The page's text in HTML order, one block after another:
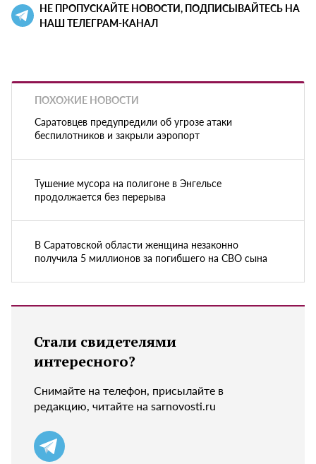
НЕ ПРОПУСКАЙТЕ НОВОСТИ, ПОДПИСЫВАЙТЕСЬ НА
НАШ ТЕЛЕГРАМ-КАНАЛ
ПОХОЖИЕ НОВОСТИ
Саратовцев предупредили об угрозе атаки
беспилотников и закрыли аэропорт
Тушение мусора на полигоне в Энгельсе
продолжается без перерыва
В Саратовской области женщина незаконно
получила 5 миллионов за погибшего на СВО сына
Стали свидетелями
интересного?
Снимайте на телефон, присылайте в
редакцию, читайте на sarnovosti.ru